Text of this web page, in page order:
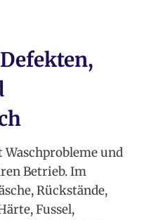
und
Betrieb. Im
Rückstände,
Fussel,